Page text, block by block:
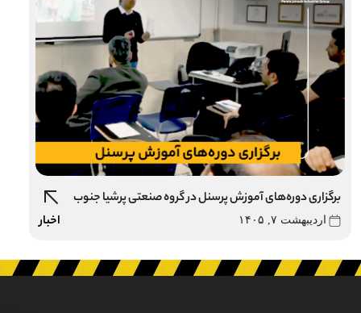
برگزاری دوره‌های آموزش پرسنل در گروه صنعتی پرشیا جنوب
اردیبهشت ۷, ۱۴۰۵ اخبار